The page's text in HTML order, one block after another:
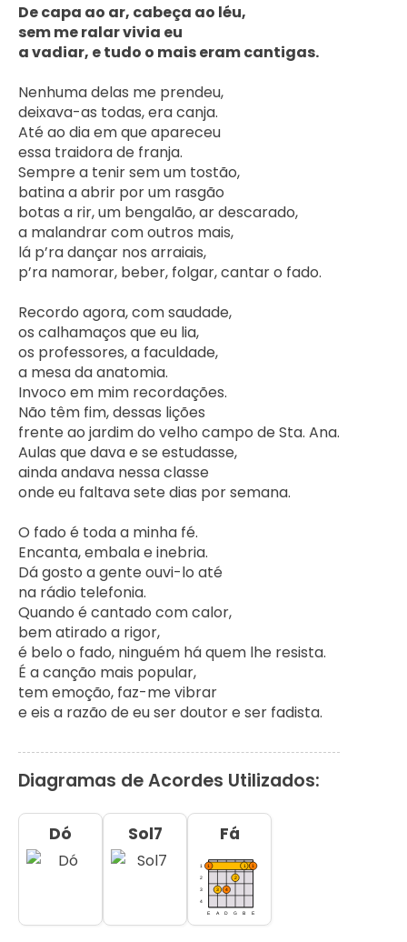
De capa ao ar, cabeça ao léu,
sem me ralar vivia eu
a vadiar, e tudo o mais eram cantigas.
Nenhuma delas me prendeu,
deixava-as todas, era canja.
Até ao dia em que apareceu
essa traidora de franja.
Sempre a tenir sem um tostão,
batina a abrir por um rasgão
botas a rir, um bengalão, ar descarado,
a malandrar com outros mais,
lá p’ra dançar nos arraiais,
p’ra namorar, beber, folgar, cantar o fado.
Recordo agora, com saudade,
os calhamaços que eu lia,
os professores, a faculdade,
a mesa da anatomia.
Invoco em mim recordações.
Não têm fim, dessas lições
frente ao jardim do velho campo de Sta. Ana.
Aulas que dava e se estudasse,
ainda andava nessa classe
onde eu faltava sete dias por semana.
O fado é toda a minha fé.
Encanta, embala e inebria.
Dá gosto a gente ouvi-lo até
na rádio telefonia.
Quando é cantado com calor,
bem atirado a rigor,
é belo o fado, ninguém há quem lhe resista.
É a canção mais popular,
tem emoção, faz-me vibrar
e eis a razão de eu ser doutor e ser fadista.
Diagramas de Acordes Utilizados:
Dó Sol7 Fá